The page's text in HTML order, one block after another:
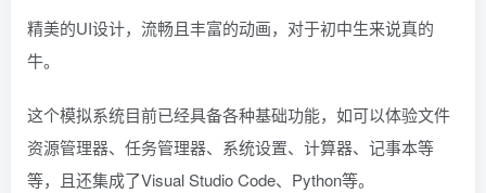
精美的UI设计，流畅且丰富的动画，对于初中生来说真的
牛。
这个模拟系统目前已经具备各种基础功能，如可以体验文件
资源管理器、任务管理器、系统设置、计算器、记事本等
等，且还集成了Visual Studio Code、Python等。